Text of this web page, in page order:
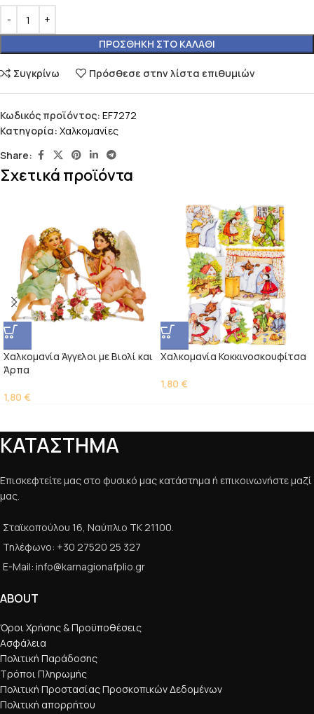
ΠΡΟΣΘΉΚΗ ΣΤΟ ΚΑΛΆΘΙ
Συγκρίνω Πρόσθεσε στην λίστα επιθυμιών
Κωδικός προϊόντος: EF7272
Κατηγορία: Χαλκομανίες
Share:
Σχετικά προϊόντα
Χαλκομανία Άγγελοι με Βιολί και
Άρπα
1,80 €
Χαλκομανία Κοκκινοσκουφίτσα
1,80 €
ΚΑΤΑΣΤΗΜΑ
Επισκεφτείτε μας στο φυσικό μας κατάστημα ή επικοινωνήστε μαζί
μας.
Σταϊκοπούλου 16, Ναύπλιο ΤΚ 21100.
Τηλέφωνο: +30 27520 25 327
E-Mail: info@karnagionafplio.gr
ABOUT
Όροι Χρήσης & Προϋποθέσεις
Ασφάλεια
Πολιτική Παράδοσης
Τρόποι Πληρωμής
Πολιτική Προστασίας Προσκοπικών Δεδομένων
Πολιτική απορρήτου